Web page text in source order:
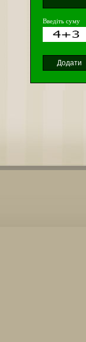
Введіть суму